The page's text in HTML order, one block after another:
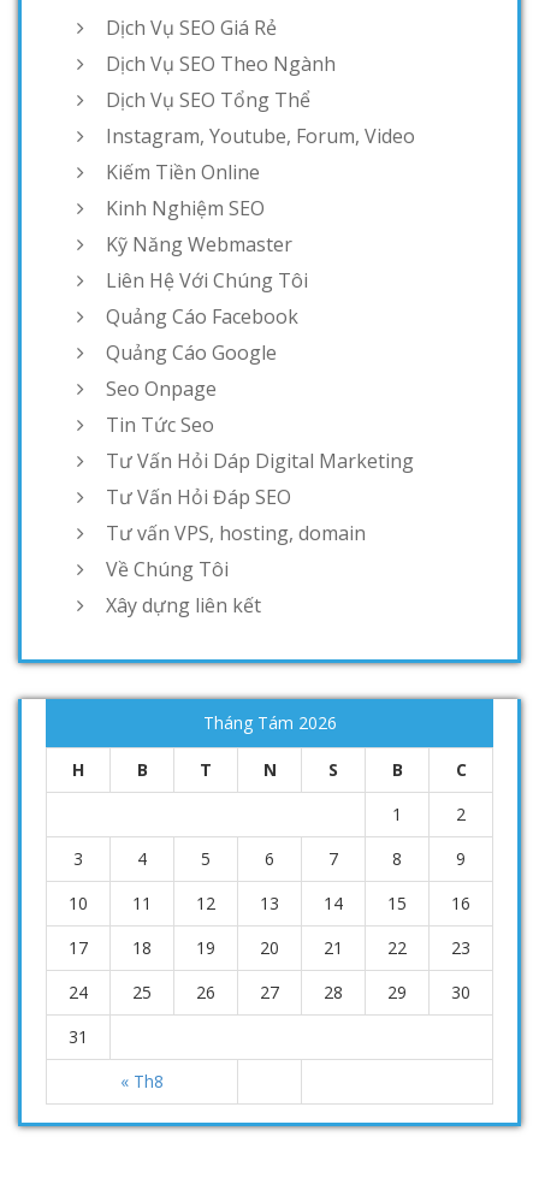
Dịch Vụ SEO Giá Rẻ
Dịch Vụ SEO Theo Ngành
Dịch Vụ SEO Tổng Thể
Instagram, Youtube, Forum, Video
Kiếm Tiền Online
Kinh Nghiệm SEO
Kỹ Năng Webmaster
Liên Hệ Với Chúng Tôi
Quảng Cáo Facebook
Quảng Cáo Google
Seo Onpage
Tin Tức Seo
Tư Vấn Hỏi Dáp Digital Marketing
Tư Vấn Hỏi Đáp SEO
Tư vấn VPS, hosting, domain
Về Chúng Tôi
Xây dựng liên kết
Tháng Tám 2026
H B T N S B C
« Th8
1
2
3
4 5 6 7 8
9
10
11 12 13 14 15
16
17
18 19 20 21 22
23
24
25 26 27 28 29
30
31